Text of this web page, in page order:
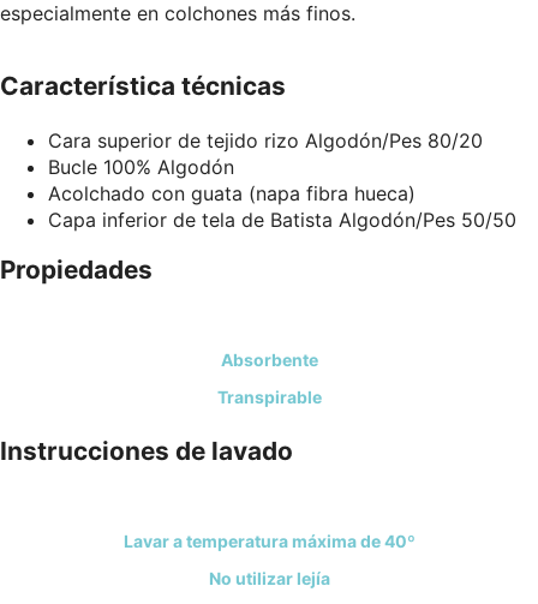
especialmente en colchones más finos.
Característica técnicas
Cara superior de tejido rizo Algodón/Pes 80/20
Bucle 100% Algodón
Acolchado con guata (napa fibra hueca)
Capa inferior de tela de Batista Algodón/Pes 50/50
Propiedades
Absorbente
Transpirable
Instrucciones de lavado
Lavar a temperatura máxima de 40º
No utilizar lejía